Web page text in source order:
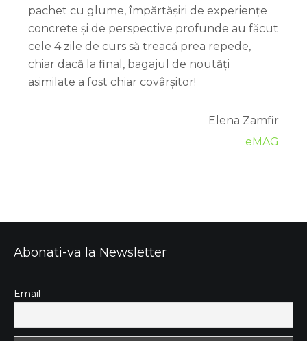
pachet cu glume, împărtășiri de experiențe
concrete și de perspective profunde au făcut
cele 4 zile de curs să treacă prea repede,
chiar dacă la final, bagajul de noutăți
asimilate a fost chiar covârșitor!
Elena Zamfir
eMAG
Abonati-va la Newsletter
Email